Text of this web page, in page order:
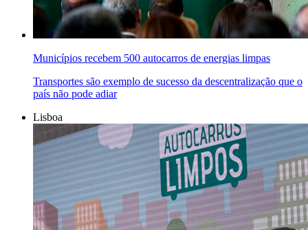
Municípios recebem 500 autocarros de energias limpas
Transportes são exemplo de sucesso da descentralização que o
país não pode adiar
Lisboa